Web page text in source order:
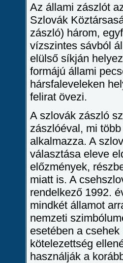
Az állami zászlót
Szlovák
zászló) három,
vízszintes sávból
elülső síkján
formájú állami
hársfaleveleken
felirat övezi.
A szlovák zászló
zászlóéval, mi
alkalmazza. A
választása eleve
előzmények,
miatt is. A
rendelkező 1992.
mindkét államot
nemzeti
esetében a
kötelezettség
használják a